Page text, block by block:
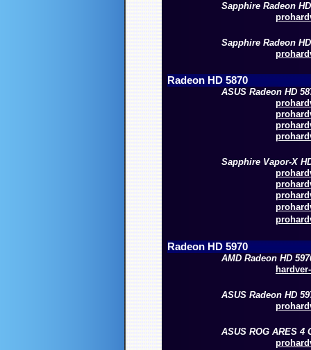
Sapphire Radeon
Sapphire Radeon
Radeon HD 5870
ASUS Radeon HD
Sapphire Vapor-X
Radeon HD 5970
AMD Radeon HD
ASUS Radeon HD
ASUS ROG ARES 4